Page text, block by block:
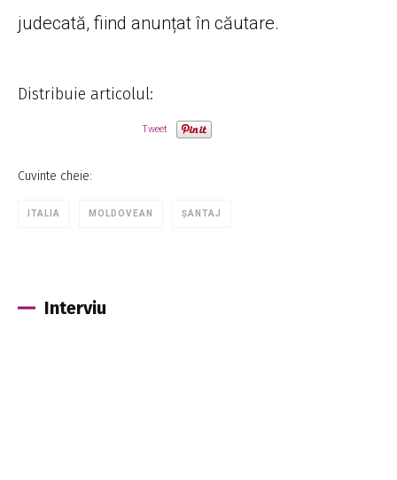
judecată, fiind anunțat în căutare.
Distribuie articolul:
Tweet
Cuvinte cheie:
ITALIA MOLDOVEAN ȘANTAJ
Interviu